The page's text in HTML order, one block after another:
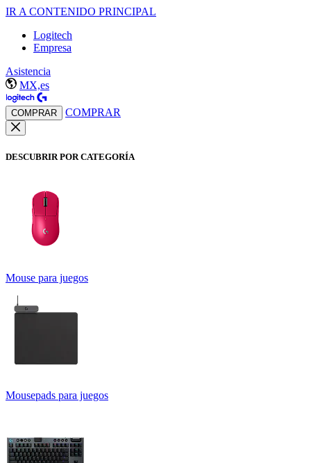
IR A CONTENIDO PRINCIPAL
Logitech
Empresa
Asistencia
MX,es
COMPRAR COMPRAR
DESCUBRIR POR CATEGORÍA
Mouse para juegos
Mousepads para juegos